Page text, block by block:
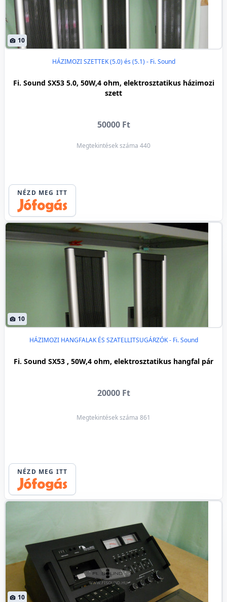
10
HÁZIMOZI SZETTEK (5.0) és (5.1) - Fi. Sound
Fi. Sound SX53 5.0, 50W,4 ohm, elektrosztatikus házimozi
szett
50000 Ft
Megtekintések száma 440
NÉZD MEG ITT
10
HÁZIMOZI HANGFALAK ÉS SZATELLITSUGÁRZÓK - Fi. Sound
Fi. Sound SX53 , 50W,4 ohm, elektrosztatikus hangfal pár
20000 Ft
Megtekintések száma 861
NÉZD MEG ITT
10